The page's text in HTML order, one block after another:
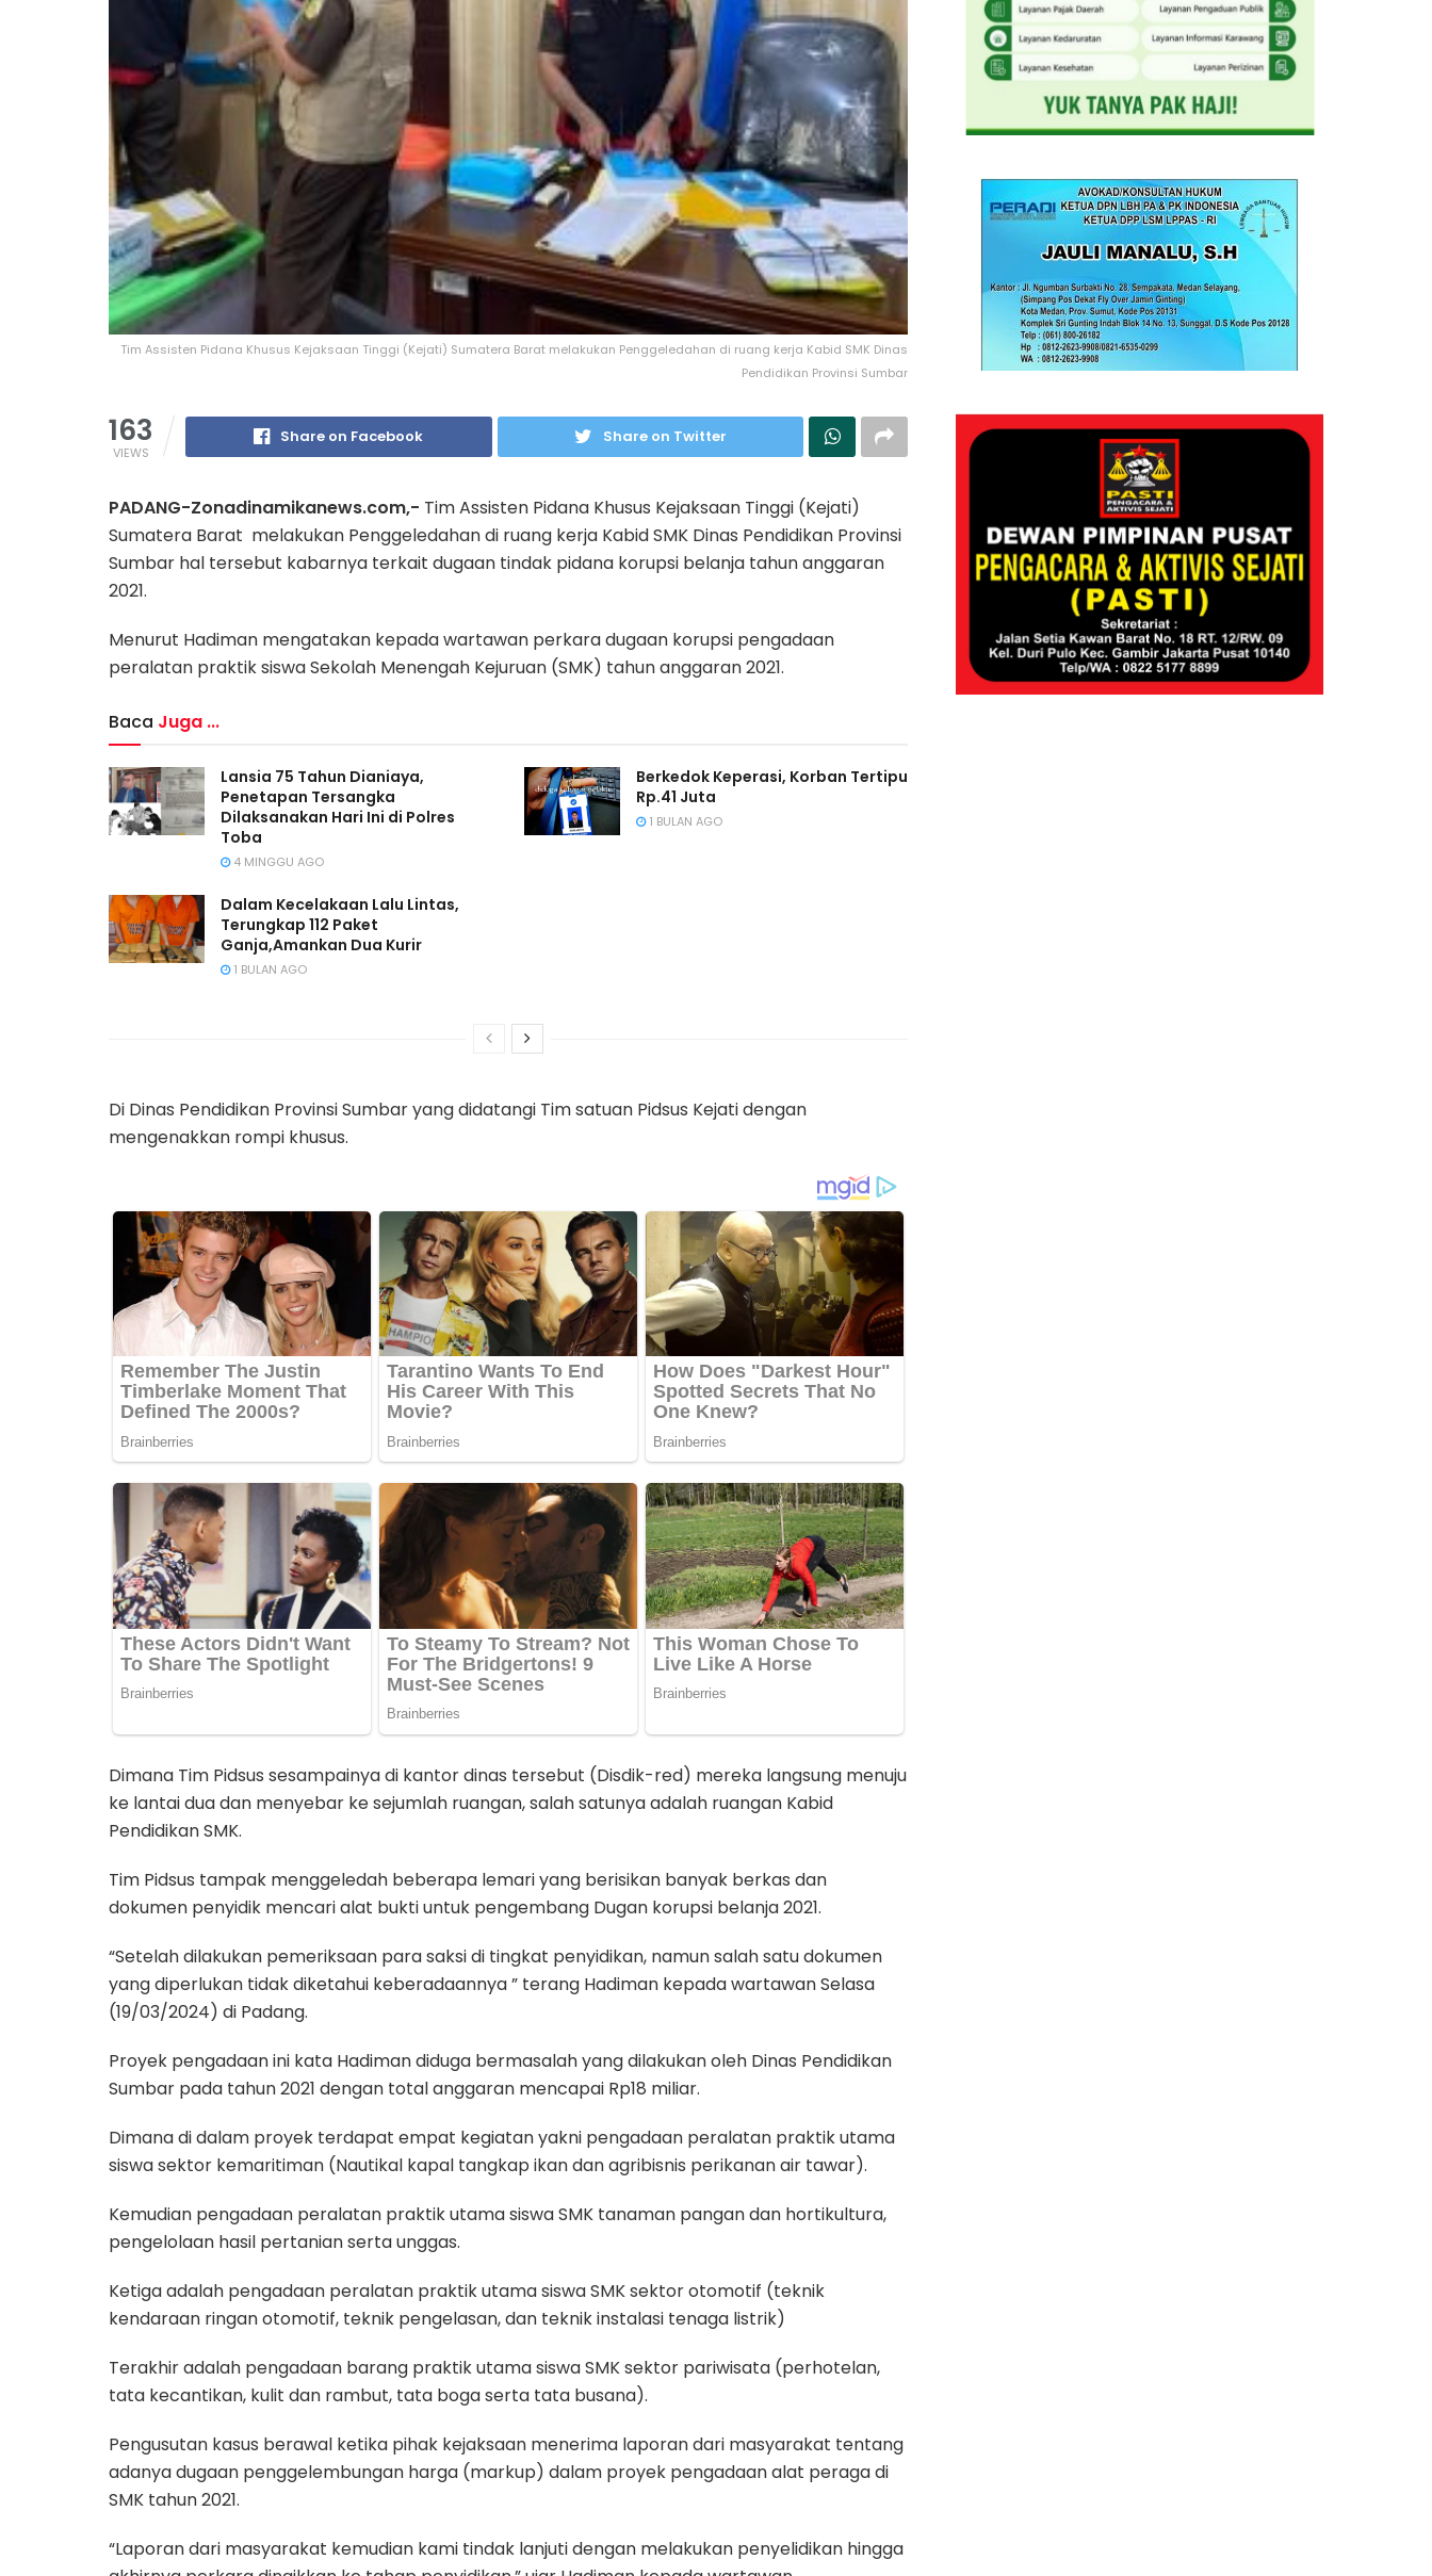
Tim Assisten Pidana Khusus Kejaksaan Tinggi (Kejati) Sumatera Barat melakukan Penggeledahan di ruang kerja Kabid SMK Dinas
Pendidikan Provinsi Sumbar
163
VIEWS
Share on Facebook Share on Twitter
PADANG-Zonadinamikanews.com,- Tim Assisten Pidana Khusus Kejaksaan Tinggi (Kejati)
Sumatera Barat melakukan Penggeledahan di ruang kerja Kabid SMK Dinas Pendidikan Provinsi
Sumbar hal tersebut kabarnya terkait dugaan tindak pidana korupsi belanja tahun anggaran
2021.
Menurut Hadiman mengatakan kepada wartawan perkara dugaan korupsi pengadaan
peralatan praktik siswa Sekolah Menengah Kejuruan (SMK) tahun anggaran 2021.
Baca Juga ...
Lansia 75 Tahun Dianiaya,
Penetapan Tersangka
Dilaksanakan Hari Ini di Polres
Toba
4 MINGGU AGO
Berkedok Keperasi, Korban Tertipu
Rp.41 Juta
1 BULAN AGO
Dalam Kecelakaan Lalu Lintas,
Terungkap 112 Paket
Ganja,Amankan Dua Kurir
1 BULAN AGO
Di Dinas Pendidikan Provinsi Sumbar yang didatangi Tim satuan Pidsus Kejati dengan
mengenakkan rompi khusus.
Dimana Tim Pidsus sesampainya di kantor dinas tersebut (Disdik-red) mereka langsung menuju
ke lantai dua dan menyebar ke sejumlah ruangan, salah satunya adalah ruangan Kabid
Pendidikan SMK.
Tim Pidsus tampak menggeledah beberapa lemari yang berisikan banyak berkas dan
dokumen penyidik mencari alat bukti untuk pengembang Dugan korupsi belanja 2021.
“Setelah dilakukan pemeriksaan para saksi di tingkat penyidikan, namun salah satu dokumen
yang diperlukan tidak diketahui keberadaannya ” terang Hadiman kepada wartawan Selasa
(19/03/2024) di Padang.
Proyek pengadaan ini kata Hadiman diduga bermasalah yang dilakukan oleh Dinas Pendidikan
Sumbar pada tahun 2021 dengan total anggaran mencapai Rp18 miliar.
Dimana di dalam proyek terdapat empat kegiatan yakni pengadaan peralatan praktik utama
siswa sektor kemaritiman (Nautikal kapal tangkap ikan dan agribisnis perikanan air tawar).
Kemudian pengadaan peralatan praktik utama siswa SMK tanaman pangan dan hortikultura,
pengelolaan hasil pertanian serta unggas.
Ketiga adalah pengadaan peralatan praktik utama siswa SMK sektor otomotif (teknik
kendaraan ringan otomotif, teknik pengelasan, dan teknik instalasi tenaga listrik)
Terakhir adalah pengadaan barang praktik utama siswa SMK sektor pariwisata (perhotelan,
tata kecantikan, kulit dan rambut, tata boga serta tata busana).
Pengusutan kasus berawal ketika pihak kejaksaan menerima laporan dari masyarakat tentang
adanya dugaan penggelembungan harga (markup) dalam proyek pengadaan alat peraga di
SMK tahun 2021.
“Laporan dari masyarakat kemudian kami tindak lanjuti dengan melakukan penyelidikan hingga